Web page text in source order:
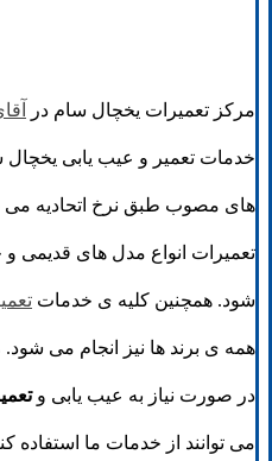
مرکز تعمیرات یخچال سام در
خدمات تعمیر و عیب یابی یخچال
های مصوب طبق نرخ اتحادیه می
تعمیرات انواع مدل های قدیمی و
شود. همچنین کلیه ی خدمات
همه ی برند ها نیز انجام می
در صورت نیاز به عیب یابی و
می توانند از خدمات ما استفاده